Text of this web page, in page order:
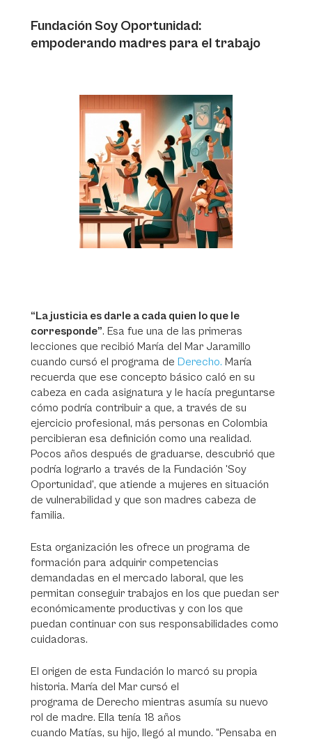
Fundación Soy Oportunidad:
empoderando madres para el trabajo
“La justicia es darle a cada quien lo que le
corresponde”. Esa fue una de las primeras
lecciones que recibió María del Mar Jaramillo
cuando cursó el programa de Derecho. María
recuerda que ese concepto básico caló en su
cabeza en cada asignatura y le hacía preguntarse
cómo podría contribuir a que, a través de su
ejercicio profesional, más personas en Colombia
percibieran esa definición como una realidad.
Pocos años después de graduarse, descubrió que
podría lograrlo a través de la Fundación 'Soy
Oportunidad', que atiende a mujeres en situación
de vulnerabilidad y que son madres cabeza de
familia.
Esta organización les ofrece un programa de
formación para adquirir competencias
demandadas en el mercado laboral, que les
permitan conseguir trabajos en los que puedan ser
económicamente productivas y con los que
puedan continuar con sus responsabilidades como
cuidadoras.
El origen de esta Fundación lo marcó su propia
historia. María del Mar cursó el
programa de Derecho mientras asumía su nuevo
rol de madre. Ella tenía 18 años
cuando Matías, su hijo, llegó al mundo. “Pensaba en